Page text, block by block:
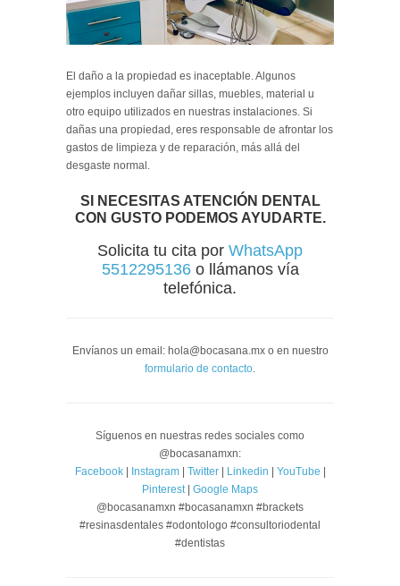
El daño a la propiedad es inaceptable. Algunos
ejemplos incluyen dañar sillas, muebles, material u
otro equipo utilizados en nuestras instalaciones. Si
dañas una propiedad, eres responsable de afrontar los
gastos de limpieza y de reparación, más allá del
desgaste normal.
SI NECESITAS ATENCIÓN DENTAL
CON GUSTO PODEMOS AYUDARTE.
Solicita tu cita por WhatsApp
5512295136o llámanos vía
telefónica.
Envíanos un email: hola@bocasana.mx o en nuestro
formulario de contacto.
Síguenos en nuestras redes sociales como
@bocasanamxn:
Facebook| Instagram| Twitter| Linkedin YouTube
Pinterest Google Maps
@bocasanamxn #bocasanamxn #brackets
#resinasdentales #odontologo #consultoriodental
#dentistas